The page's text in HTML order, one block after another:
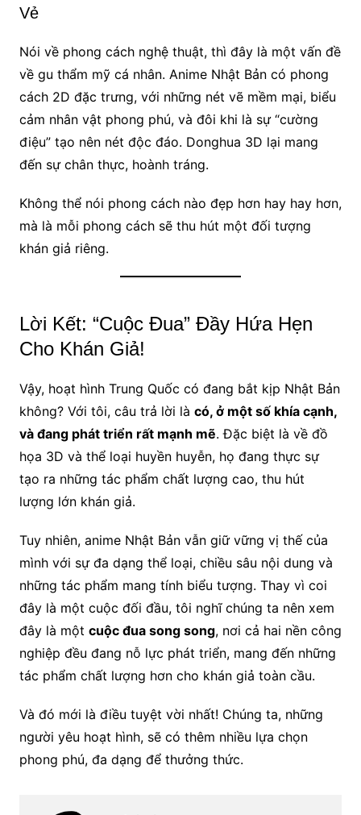
Vẻ
Nói về phong cách nghệ thuật, thì đây là một vấn đề
về gu thẩm mỹ cá nhân. Anime Nhật Bản có phong
cách 2D đặc trưng, với những nét vẽ mềm mại, biểu
cảm nhân vật phong phú, và đôi khi là sự “cường
điệu” tạo nên nét độc đáo. Donghua 3D lại mang
đến sự chân thực, hoành tráng.
Không thể nói phong cách nào đẹp hơn hay hay hơn,
mà là mỗi phong cách sẽ thu hút một đối tượng
khán giả riêng.
Lời Kết: “Cuộc Đua” Đầy Hứa Hẹn
Cho Khán Giả!
Vậy, hoạt hình Trung Quốc có đang bắt kịp Nhật Bản
không? Với tôi, câu trả lời là có, ở một số khía cạnh,
và đang phát triển rất mạnh mẽ. Đặc biệt là về đồ
họa 3D và thể loại huyền huyễn, họ đang thực sự
tạo ra những tác phẩm chất lượng cao, thu hút
lượng lớn khán giả.
Tuy nhiên, anime Nhật Bản vẫn giữ vững vị thế của
mình với sự đa dạng thể loại, chiều sâu nội dung và
những tác phẩm mang tính biểu tượng. Thay vì coi
đây là một cuộc đối đầu, tôi nghĩ chúng ta nên xem
đây là một cuộc đua song song, nơi cả hai nền công
nghiệp đều đang nỗ lực phát triển, mang đến những
tác phẩm chất lượng hơn cho khán giả toàn cầu.
Và đó mới là điều tuyệt vời nhất! Chúng ta, những
người yêu hoạt hình, sẽ có thêm nhiều lựa chọn
phong phú, đa dạng để thưởng thức.